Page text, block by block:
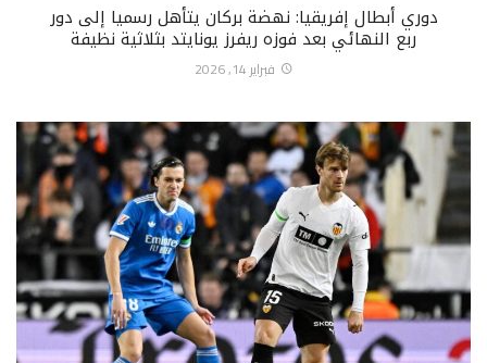
دوري أبطال إفريقيا: نهضة بركان يتأهل رسميا إلى دور
ربع النهائي بعد فوزه ريفرز يونايتد بثلاثية نظيفة
فبراير 14, 2026